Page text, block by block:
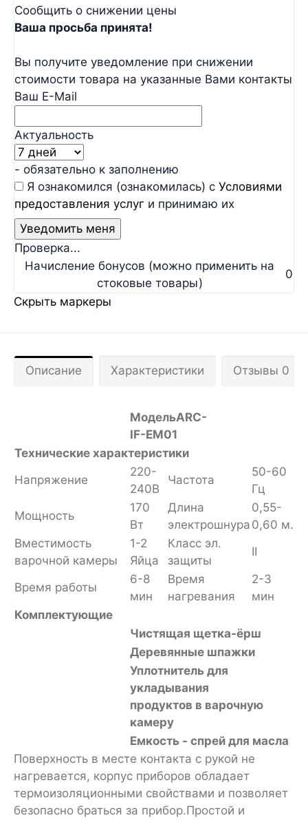
Сообщить о снижении цены
Ваша просьба принята!
Вы получите уведомление при снижении
стоимости товара на указанные Вами контакты
Ваш E-Mail
Актуальность
- обязательно к заполнению
Я ознакомился (ознакомилась) с Условиями
предоставления услуг и принимаю их
Проверка...
Начисление бонусов (можно применить на
стоковые товары)
0
Скрыть маркеры
Описание Характеристики Отзывы 0
МодельARC-
IF-EM01
Технические характеристики
Напряжение
220-
240В
Частота
50-60
Гц
Мощность
170
Вт
Длина
электрошнура
0,55-
0,60 м.
Вместимость
варочной камеры
1-2
Яйца
Класс эл.
защиты
II
Время работы
6-8
мин
Время
нагревания
2-3
мин
Комплектующие
Чистящая щетка-ёрш
Деревянные шпажки
Уплотнитель для
укладывания
продуктов в варочную
камеру
Емкость - спрей для масла
Поверхность в месте контакта с рукой не
нагревается, корпус приборов обладает
термоизоляционными свойствами и позволяет
безопасно браться за прибор.Простой и